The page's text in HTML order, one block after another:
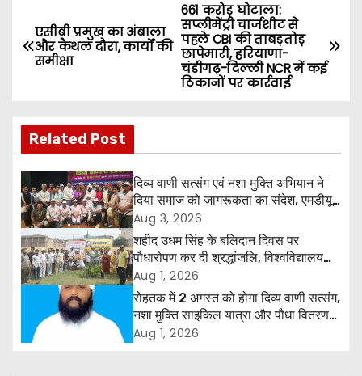
P
o
t
n
a
v
i
g
a
661 करोड़ घोटाला:
सप्लीमेंट्री चार्जशीट से
पहले CBI की ताबड़तोड़
छापेमारी, हरियाणा-
चंडीगढ़-दिल्ली NCR में कई
ठिकानों पर कार्रवाई
एसीबी प्रमुख का अंबाला
और कैथल दौरा, कार्यों की
समीक्षा
Related Post
दिव्य वाणी सत्संग एवं नशा मुक्ति अभियान ने
दिया समाज को जागरूकता का संदेश, एमडीयू
रोहतक में हजारों लोगों ने लिया संकल्प
Aug 3, 2026
शहीद उधम सिंह के बलिदान दिवस पर
पौधारोपण कर दी श्रद्धांजलि, विश्वविद्यालय
और राजपत्रित अवकाश बहाल करने की उठी
मांग
Aug 1, 2026
रोहतक में 2 अगस्त को होगा दिव्य वाणी सत्संग,
नशा मुक्ति साइकिल यात्रा और पौधा वितरण
कार्यक्रम
Aug 1, 2026